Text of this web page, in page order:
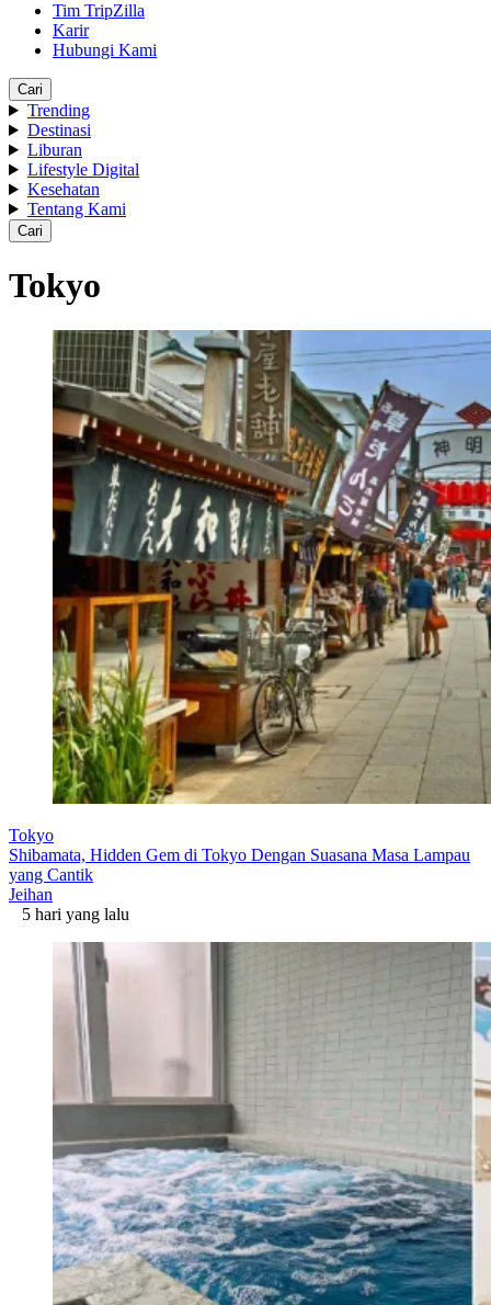
Tim TripZilla
Karir
Hubungi Kami
Cari
Trending
Destinasi
Liburan
Lifestyle Digital
Kesehatan
Tentang Kami
Cari
Tokyo
Tokyo
Shibamata, Hidden Gem di Tokyo Dengan Suasana Masa Lampau
yang Cantik
Jeihan
5 hari yang lalu